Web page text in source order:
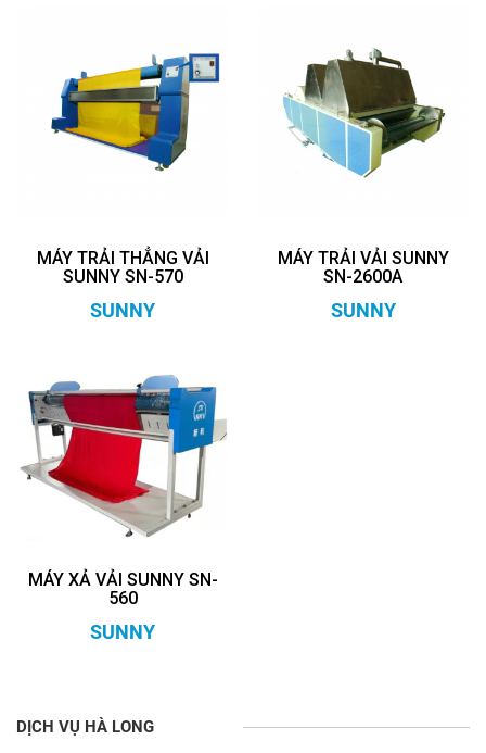
MÁY TRẢI THẲNG VẢI
SUNNY SN-570
SUNNY
MÁY TRẢI VẢI SUNNY
SN-2600A
SUNNY
MÁY XẢ VẢI SUNNY SN-
560
SUNNY
DỊCH VỤ HÀ LONG